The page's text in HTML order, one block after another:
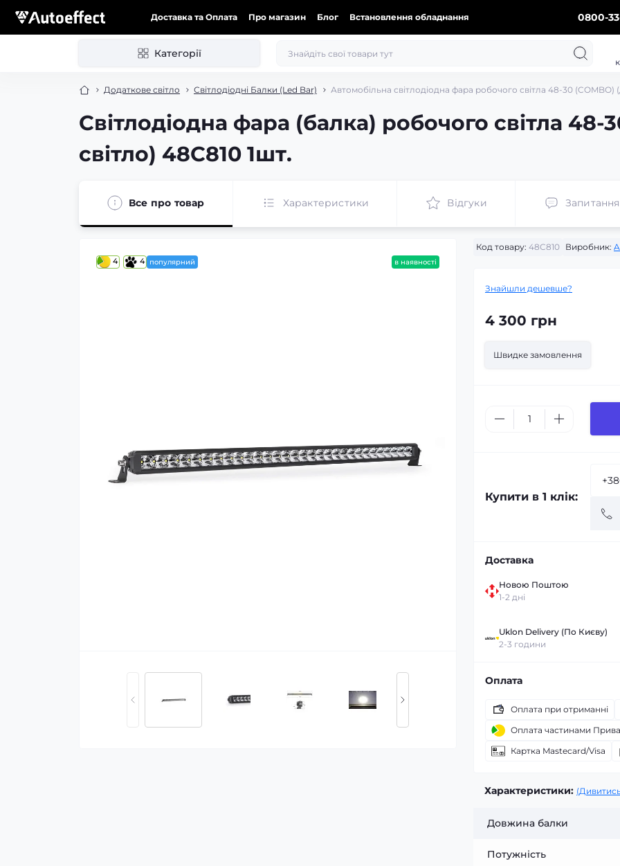
Доставка та Оплата Про магазин Блог Встановлення обладнання 0800-
Категорії
Додаткове світло Світлодіодні Балки (Led Bar) Автомобільна світлодіодна фара робочого світла 48-30 (COMBO)
Світлодіодна фара (балка) робочого світла 48-
світло) 48C810 1шт.
Все про товар Характеристики Відгуки Запитання
4 4 популярний в наявності
Код товару: 48C810 Виробник:
Знайшли дешевше?
4 300 грн
Швидке замовлення
Купити в 1 клік:
Доставка
Новою Поштою
1-2 дні
Uklon Delivery (По Києву)
2-3 години
Оплата
Оплата при отриманні
Оплата частинами
Картка Mastecard/Visa
Характеристики:
Довжина балки
Потужність